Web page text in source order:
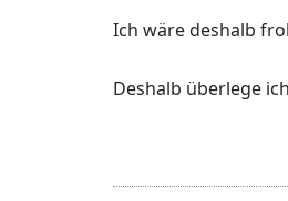
Ich wäre deshalb
Deshalb überlege